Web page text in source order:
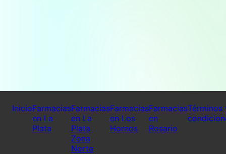
InicioFarmacias
en La
Plata
Farmacias
en La
Plata
Zona
Norte
Farmacias
en Los
Hornos
Farmacias
en
Rosario
Términos